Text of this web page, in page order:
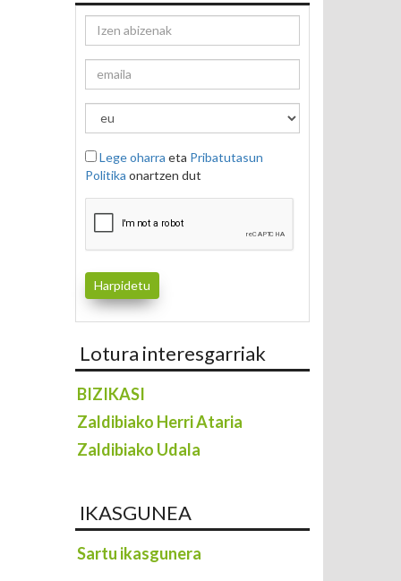
Lege oharra eta Pribatutasun
Politika onartzen dut
Lotura interesgarriak
BIZIKASI
Zaldibiako Herri Ataria
Zaldibiako Udala
IKASGUNEA
Sartu ikasgunera